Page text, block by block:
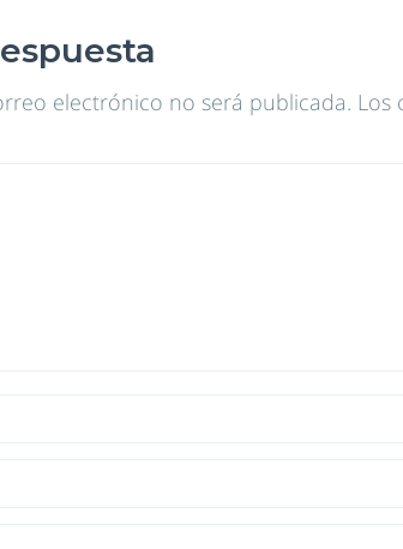
electrónico no será publicada. Los